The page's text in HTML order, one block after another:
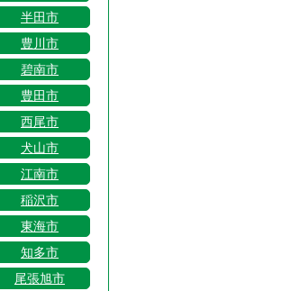
半田市
豊川市
碧南市
豊田市
西尾市
犬山市
江南市
稲沢市
東海市
知多市
尾張旭市